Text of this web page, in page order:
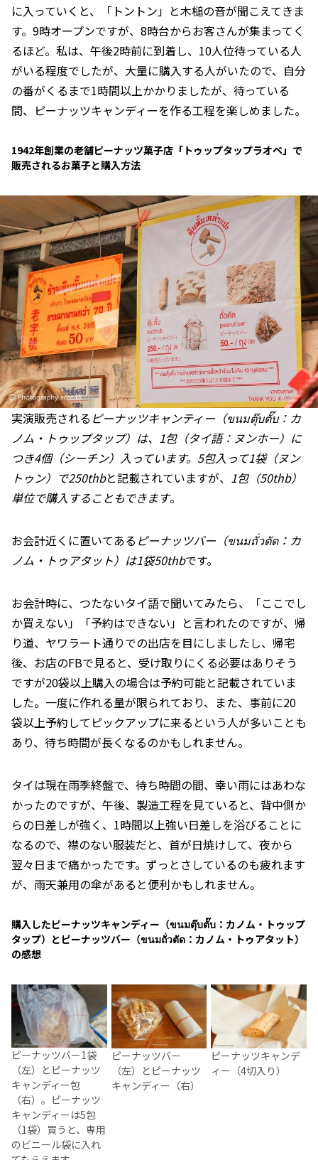
に入っていくと、「トントン」と木槌の音が聞こえてきま
す。9時オープンですが、8時台からお客さんが集まってく
るほど。私は、午後2時前に到着し、10人位待っている人
がいる程度でしたが、大量に購入する人がいたので、自分
の番がくるまで1時間以上かかりましたが、待っている
間、ピーナッツキャンディーを作る工程を楽しめました。
1942年創業の老舗ピーナッツ菓子店「トゥップタップラオペ」で
販売されるお菓子と購入方法
実演販売される ピーナッツキャンティー（ขนมตุ๊บตั๊บ：カ
ノム・トゥップタップ）は、1包（タイ語：ヌンホー）に
つき4個（シーチン）入っています。5包入って1袋（ヌン
トゥン）で250thbと記載されていますが、 1包（50thb）
単位で購入することもできます。
お会計近くに置いてある ピーナッツバー（ขนมถั่วตัด：カ
ノム・トゥアタット）は1袋50thbです。
お会計時に、つたないタイ語で聞いてみたら、「ここでし
か買えない」「予約はできない」と言われたのですが、帰
り道、ヤワラート通りでの出店を目にしましたし、帰宅
後、お店のFBで見ると、受け取りにくる必要はありそう
ですが20袋以上購入の場合は予約可能と記載されていま
した。一度に作れる量が限られており、また、事前に20
袋以上予約してピックアップに来るという人が多いことも
あり、待ち時間が長くなるのかもしれません。
タイは現在雨季終盤で、待ち時間の間、幸い雨にはあわな
かったのですが、午後、製造工程を見ていると、背中側か
らの日差しが強く、1時間以上強い日差しを浴びることに
なるので、襟のない服装だと、首が日焼けして、夜から
翌々日まで痛かったです。ずっとさしているのも疲れます
が、雨天兼用の傘があると便利かもしれません。
購入したピーナッツキャンディー（ขนมตุ๊บตั๊บ：カノム・トゥップ
タップ）とピーナッツバー（ขนมถั่วตัด：カノム・トゥアタット）
の感想
ピーナッツバー1袋
（左）とピーナッツ
キャンディー包
（右）。ピーナッツ
キャンディーは5包
（1袋）買うと、専用
のビニール袋に入れ
ピーナッツバー
（左）とピーナッツ
キャンディー（右）
ピーナッツキャンデ
ィー（4切入り）